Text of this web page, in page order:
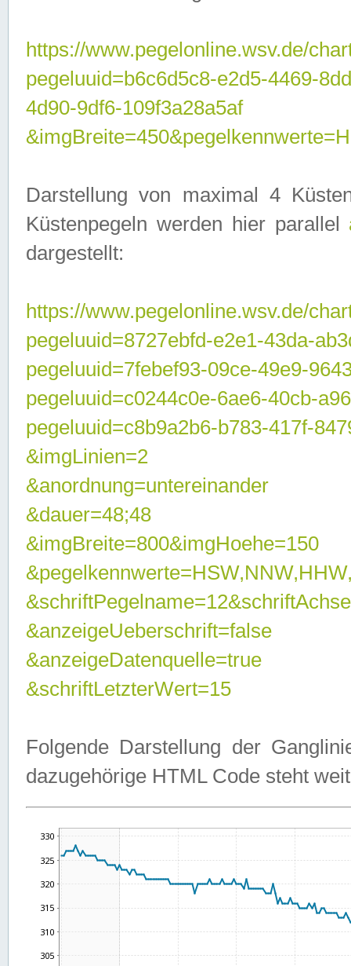
https://www.pegelonline.wsv.de/
pegeluuid=b6c6d5c8-e2d5-4469-
4d90-9df6-109f3a28a5af
Darstellung von maximal 4
Küstenpegeln werden hier parallel
dargestellt:
https://www.pegelonline.wsv.de/
pegeluuid=8727ebfd-e2e1-43da-
pegeluuid=7febef93-09ce-49e9-
pegeluuid=c0244c0e-6ae6-40cb-
pegeluuid=c8b9a2b6-b783-417f-
&imgLinien=2
&anordnung=untereinander
&dauer=48;48
&imgBreite=800&imgHoehe=150
&anzeigeUeberschrift=false
&anzeigeDatenquelle=true
&schriftLetzterWert=15
Folgende Darstellung der
dazugehörige HTML Code steht